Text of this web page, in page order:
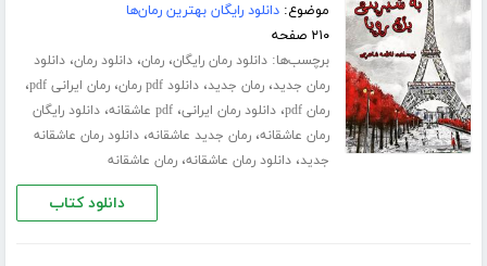
موضوع:دانلود رایگان بهترین رمان‌ها
۲۱۰ صفحه
برچسب‌ها:دانلود رمان رایگان،رمان،دانلود رمان،دانلود
رمان جدید،رمان جدید،دانلود pdf رمان ،رمان ایرانی pdf ،
رمان pdf ،دانلود رمان ایرانی،pdf عاشقانه ،دانلود رایگان
رمان عاشقانه،رمان جدید عاشقانه،دانلود رمان عاشقانه
جدید،دانلود رمان عاشقانه،رمان عاشقانه
دانلود کتاب